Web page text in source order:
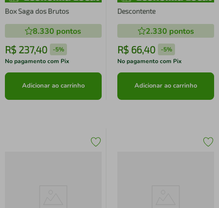
Box Saga dos Brutos
8.330 pontos
R$ 237,40 -5%
No pagamento com Pix
Adicionar ao carrinho
Descontente
2.330 pontos
R$ 66,40 -5%
No pagamento com Pix
Adicionar ao carrinho